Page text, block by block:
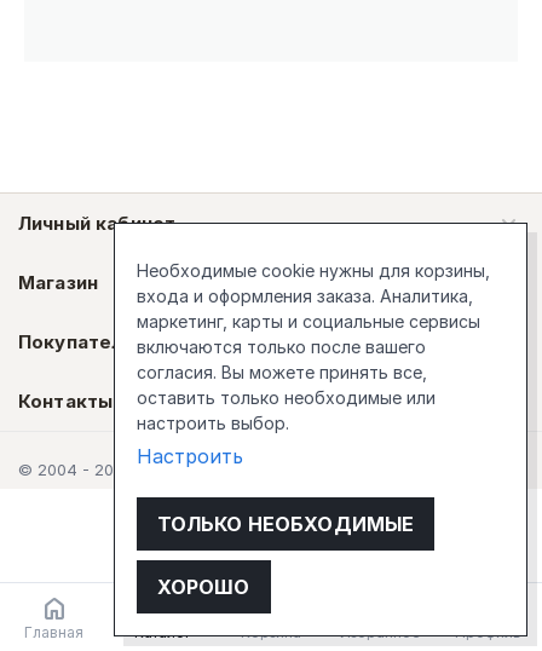
Личный кабинет
Магазин
Покупателям
Контакты
© 2004 - 2026 Стокгольм
Главная Каталог Корзина Избранное Профиль
Необходимые cookie нужны для корзины,
входа и оформления заказа. Аналитика,
маркетинг, карты и социальные сервисы
включаются только после вашего
согласия. Вы можете принять все,
оставить только необходимые или
настроить выбор.
Настроить
ТОЛЬКО НЕОБХОДИМЫЕ
ХОРОШО